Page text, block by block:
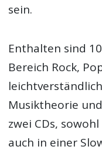
sein.
Enthalten sind
Bereich Rock,
Musiktheorie
zwei CDs,
auch in einer